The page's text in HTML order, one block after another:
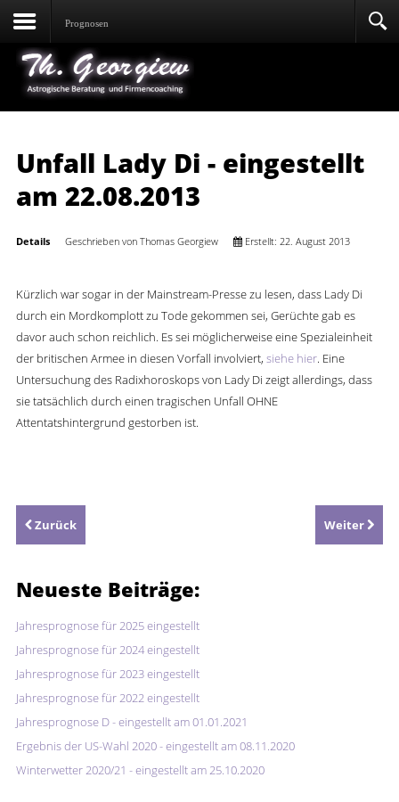
Prognosen
Unfall Lady Di - eingestellt
am 22.08.2013
Details Geschrieben von Thomas Georgiew Erstellt: 22. August 2013
Kürzlich war sogar in der Mainstream-Presse zu lesen, dass Lady Di
durch ein Mordkomplott zu Tode gekommen sei, Gerüchte gab es
davor auch schon reichlich. Es sei möglicherweise eine Spezialeinheit
der britischen Armee in diesen Vorfall involviert, siehe hier. Eine
Untersuchung des Radixhoroskops von Lady Di zeigt allerdings, dass
sie tatsächlich durch einen tragischen Unfall OHNE
Attentatshintergrund gestorben ist.
Zurück Weiter
Neueste Beiträge:
Jahresprognose für 2025 eingestellt
Jahresprognose für 2024 eingestellt
Jahresprognose für 2023 eingestellt
Jahresprognose für 2022 eingestellt
Jahresprognose D - eingestellt am 01.01.2021
Ergebnis der US-Wahl 2020 - eingestellt am 08.11.2020
Winterwetter 2020/21 - eingestellt am 25.10.2020